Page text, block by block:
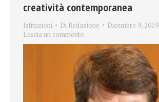
creatività contemporanea
Istituzioni Di Redazione
Dicembre 9, 2019
Lascia un commento